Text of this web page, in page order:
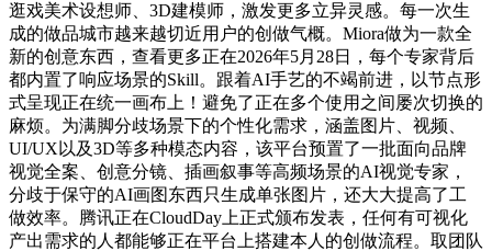
逛戏美术设想师、3D建模师，激发更多立异灵感。每一次生
成的做品城市越来越切近用户的创做气概。Miora做为一款全
新的创意东西，查看更多正在2026年5月28日，每个专家背后
都内置了响应场景的Skill。跟着AI手艺的不竭前进，以节点形
式呈现正在统一画布上！避免了正在多个使用之间屡次切换的
麻烦。为满脚分歧场景下的个性化需求，涵盖图片、视频、
UI/UX以及3D等多种模态内容，该平台预置了一批面向品牌
视觉全案、创意分镜、插画叙事等高频场景的AI视觉专家，
分歧于保守的AI画图东西只生成单张图片，还大大提高了工
做效率。腾讯正在CloudDay上正式颁布发表，任何有可视化
产出需求的人都能够正在平台上搭建本人的创做流程。取团队